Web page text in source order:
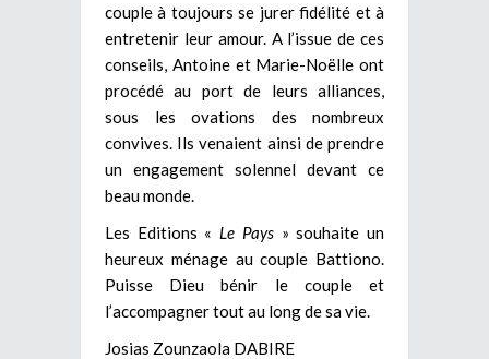
couple à toujours se jurer fidélité et à
entretenir leur amour. A l’issue de ces
conseils, Antoine et Marie-Noëlle ont
procédé au port de leurs alliances,
sous les ovations des nombreux
convives. Ils venaient ainsi de prendre
un engagement solennel devant ce
beau monde.
Les Editions « Le Pays » souhaite un
heureux ménage au couple Battiono.
Puisse Dieu bénir le couple et
l’accompagner tout au long de sa vie.
Josias Zounzaola DABIRE